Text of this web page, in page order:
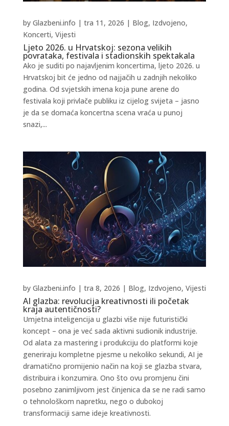
Ljeto 2026. u Hrvatskoj: sezona velikih
povrataka, festivala i stadionskih spektakala
by Glazbeni.info | tra 11, 2026 | Blog, Izdvojeno,
Koncerti, Vijesti
Ako je suditi po najavljenim koncertima, ljeto 2026. u
Hrvatskoj bit će jedno od najjačih u zadnjih nekoliko
godina. Od svjetskih imena koja pune arene do
festivala koji privlače publiku iz cijelog svijeta – jasno
je da se domaća koncertna scena vraća u punoj
snazi,...
AI glazba: revolucija kreativnosti ili početak
kraja autentičnosti?
by Glazbeni.info | tra 8, 2026 | Blog, Izdvojeno, Vijesti
Umjetna inteligencija u glazbi više nije futuristički
koncept – ona je već sada aktivni sudionik industrije.
Od alata za mastering i produkciju do platformi koje
generiraju kompletne pjesme u nekoliko sekundi, AI je
dramatično promijenio način na koji se glazba stvara,
distribuira i konzumira. Ono što ovu promjenu čini
posebno zanimljivom jest činjenica da se ne radi samo
o tehnološkom napretku, nego o dubokoj
transformaciji same ideje kreativnosti.